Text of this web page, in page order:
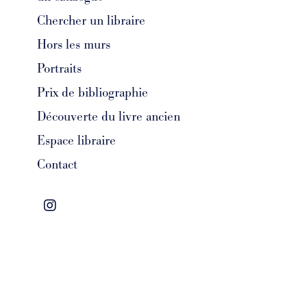
Chercher un libraire
Hors les murs
Portraits
Prix de bibliographie
Découverte du livre ancien
Espace libraire
Contact